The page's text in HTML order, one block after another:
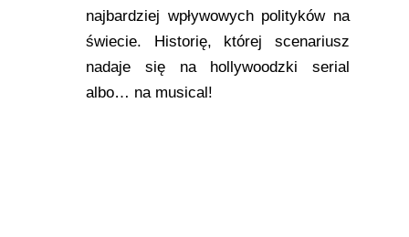
najbardziej wpływowych polityków na
świecie. Historię, której scenariusz
nadaje się na hollywoodzki serial
albo… na musical!